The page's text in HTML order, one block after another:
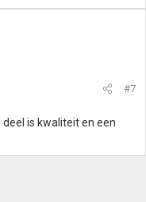
#7
is kwaliteit en een